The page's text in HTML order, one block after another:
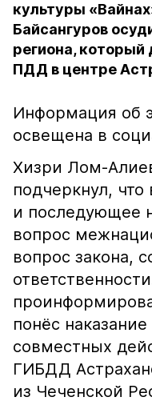
культуры
Байсангуров
региона,
ПДД в центре
Информация об
освещена в
Хизри Лом-
подчеркнул,
и последующее
вопрос
вопрос закона,
понёс наказание
совместных
ГИБДД
из Чеченской